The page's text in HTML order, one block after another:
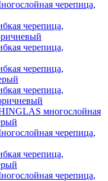
черепица,
черепица,
черепица,
черепица,
черепица,
многослойная
черепица,
черепица,
черепица,